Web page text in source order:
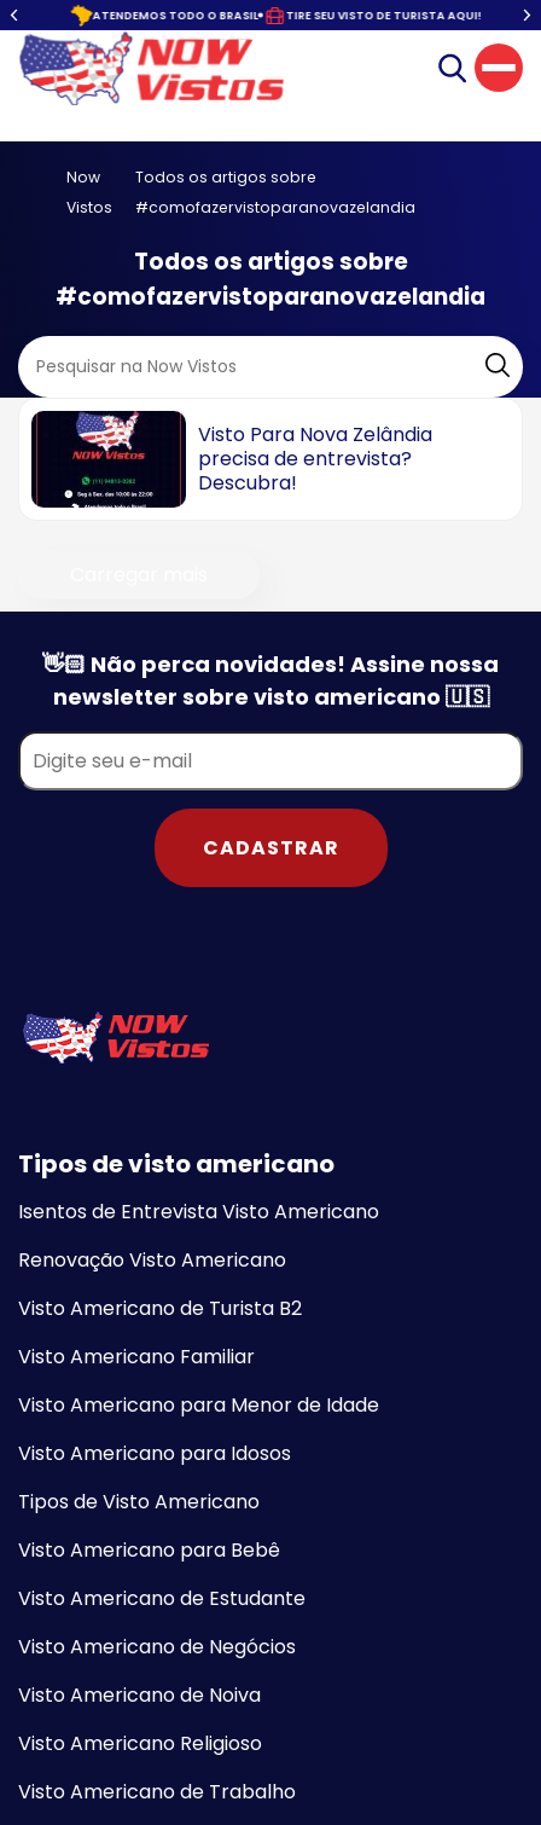
ATENDEMOS TODO O BRASIL TIRE SEU VISTO DE TURISTA AQUI!
Now
Vistos
Todos os artigos sobre
#comofazervistoparanovazelandia
Todos os artigos sobre
#comofazervistoparanovazelandia
Visto Para Nova Zelândia
precisa de entrevista?
Descubra!
👋🏻 Não perca novidades! Assine nossa
newsletter sobre visto americano 🇺🇸
CADASTRAR
Tipos de visto americano
Isentos de Entrevista Visto Americano
Renovação Visto Americano
Visto Americano de Turista B2
Visto Americano Familiar
Visto Americano para Menor de Idade
Visto Americano para Idosos
Tipos de Visto Americano
Visto Americano para Bebê
Visto Americano de Estudante
Visto Americano de Negócios
Visto Americano de Noiva
Visto Americano Religioso
Visto Americano de Trabalho